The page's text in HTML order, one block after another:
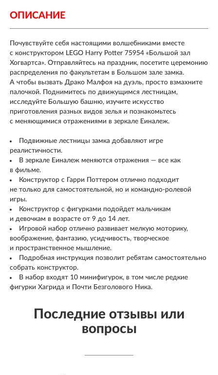
ОПИСАНИЕ
Почувствуйте себя настоящими волшебниками вместе
с конструктором LEGO Harry Potter 75954 «Большой зал
Хогвартса». Отправляйтесь на праздник, посетите церемонию
распределения по факультетам в Большом зале замка.
А чтобы вызвать Драко Малфоя на дуэль, просто взмахните
палочкой. Поднимитесь по движущимся лестницам,
исследуйте Большую башню, изучите искусство
приготовления разных видов зелья и познакомьтесь
с меняющимися отражениями в зеркале Еиналеж.
Подвижные лестницы замка добавляют игре
реалистичности.
В зеркале Еиналеж меняются отражения — все как
в фильме.
Конструктор с Гарри Поттером отлично подходит
не только для самостоятельной, но и командно-ролевой
игры.
Конструктор с фигурками подойдет мальчикам
и девочкам в возрасте от 9 до 14 лет.
Игровой набор отлично развивает мелкую моторику,
воображение, фантазию, усидчивость, творческое
и пространственное мышление.
Подробная инструкция позволит ребятам самостоятельно
собрать конструктор.
В набор входят 10 минифигурок, в том числе редкие
фигурки Хагрида и Почти Безголового Ника.
Последние отзывы или
вопросы